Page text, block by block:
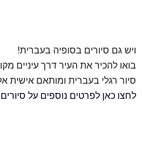
ויש גם סיורים בסופיה בעברית!
בואו להכיר את העיר דרך עיניים
סיור רגלי בעברית ומותאם אישית
לחצו כאן לפרטים נוספים על